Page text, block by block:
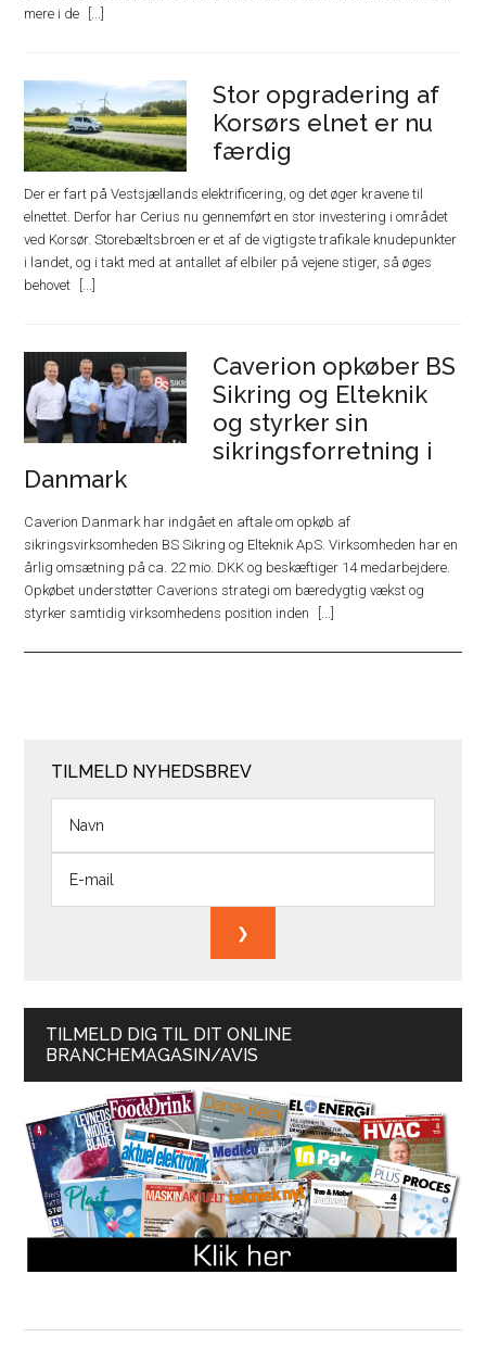
mere i de
Stor opgradering af
Korsørs elnet er nu
færdig
Der er fart på Vestsjællands elektrificering, og det øger kravene til
elnettet. Derfor har Cerius nu gennemført en stor investering i området
ved Korsør. Storebæltsbroen er et af de vigtigste trafikale knudepunkter
i landet, og i takt med at antallet af elbiler på vejene stiger, så øges
behovet
Caverion opkøber BS
Sikring og Elteknik
og styrker sin
sikringsforretning i
Danmark
Caverion Danmark har indgået en aftale om opkøb af
sikringsvirksomheden BS Sikring og Elteknik ApS. Virksomheden har en
årlig omsætning på ca. 22 mio. DKK og beskæftiger 14 medarbejdere.
Opkøbet understøtter Caverions strategi om bæredygtig vækst og
styrker samtidig virksomhedens position inden
TILMELD NYHEDSBREV
TILMELD DIG TIL DIT ONLINE
BRANCHEMAGASIN/AVIS